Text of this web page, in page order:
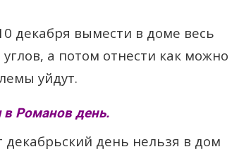
декабря вымести в доме весь
а потом отнести как можно
уйдут.
в Романов день.
день нельзя в дом